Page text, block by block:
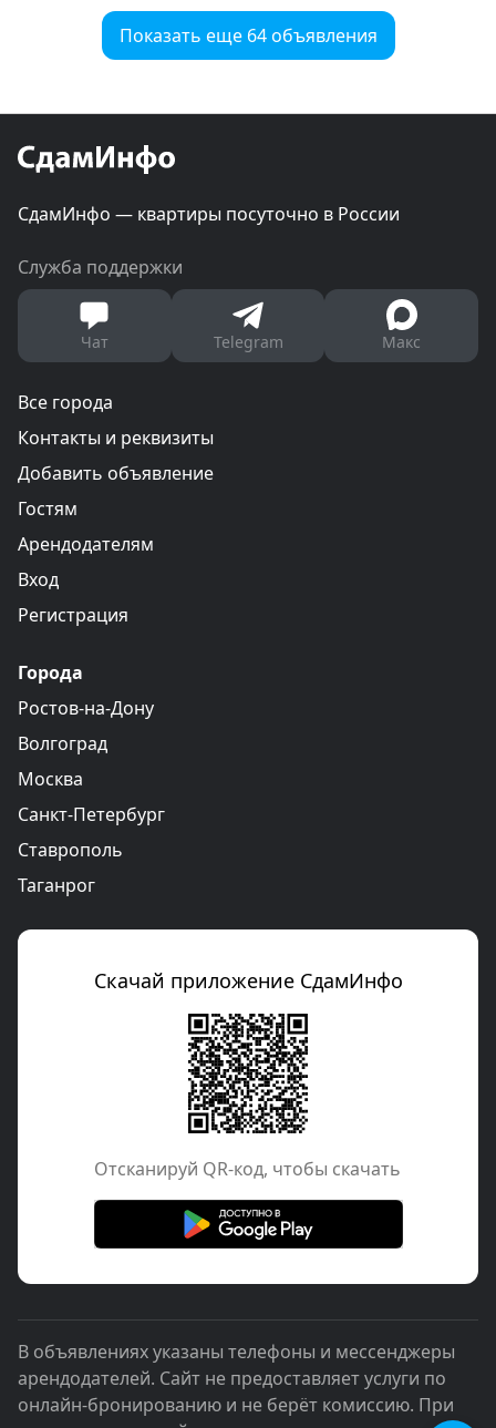
Показать еще 64 объявления
СдамИнфо — квартиры посуточно в России
Служба поддержки
Чат Telegram Макс
Все города
Контакты и реквизиты
Добавить объявление
Гостям
Арендодателям
Вход
Регистрация
Города
Ростов-на-Дону
Волгоград
Москва
Санкт-Петербург
Ставрополь
Таганрог
Скачай приложение СдамИнфо
Отcканируй QR-код, чтобы скачать
В объявлениях указаны телефоны и мессенджеры
арендодателей. Сайт не предоставляет услуги по
онлайн-бронированию и не берёт комиссию. При